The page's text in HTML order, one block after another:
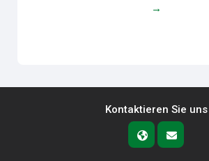
→
Kontaktieren Sie uns